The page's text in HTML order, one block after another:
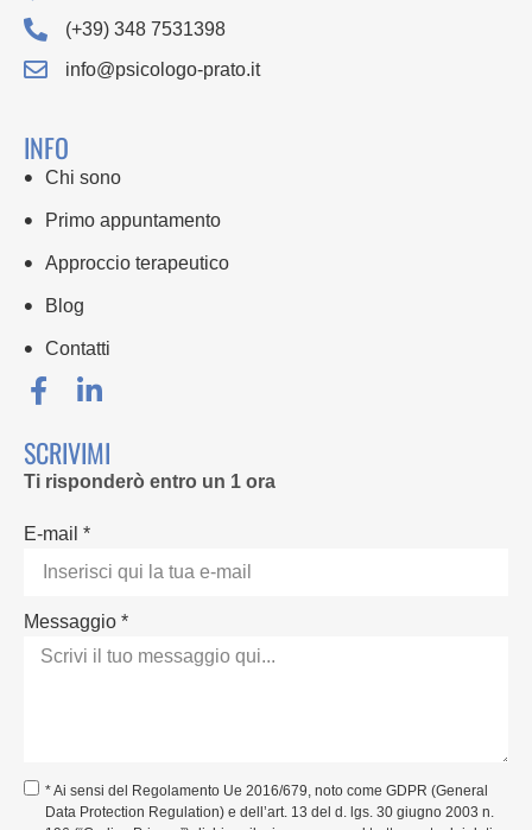
(+39) 348 7531398
info@psicologo-prato.it
INFO
Chi sono
Primo appuntamento
Approccio terapeutico
Blog
Contatti
SCRIVIMI
Ti risponderò entro un 1 ora
E-mail *
Messaggio *
* Ai sensi del Regolamento Ue 2016/679, noto come GDPR (General
Data Protection Regulation) e dell’art. 13 del d. lgs. 30 giugno 2003 n.